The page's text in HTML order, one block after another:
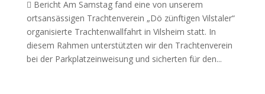
 Bericht Am Samstag fand eine von unserem
ortsansässigen Trachtenverein „Dö zünftigen Vilstaler“
organisierte Trachtenwallfahrt in Vilsheim statt. In
diesem Rahmen unterstützten wir den Trachtenverein
bei der Parkplatzeinweisung und sicherten für den...